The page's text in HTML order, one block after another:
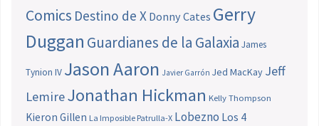
Comics Destino de X Donny Cates Gerry
Duggan Guardianes de la Galaxia James
Tynion IV Jason Aaron Javier Garrón Jed MacKay Jeff
LemireJonathan Hickman Kelly Thompson
Kieron Gillen La Imposible Patrulla-X Lobezno Los 4